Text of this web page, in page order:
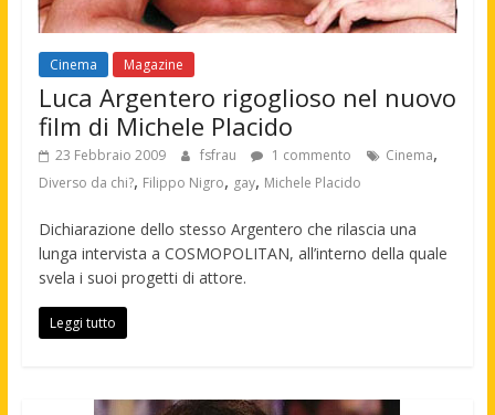
Cinema Magazine
Luca Argentero rigoglioso nel nuovo
film di Michele Placido
23 Febbraio 2009 fsfrau 1 commento Cinema,
Diverso da chi?, Filippo Nigro, gay, Michele Placido
Dichiarazione dello stesso Argentero che rilascia una
lunga intervista a COSMOPOLITAN, all’interno della quale
svela i suoi progetti di attore.
Leggi tutto